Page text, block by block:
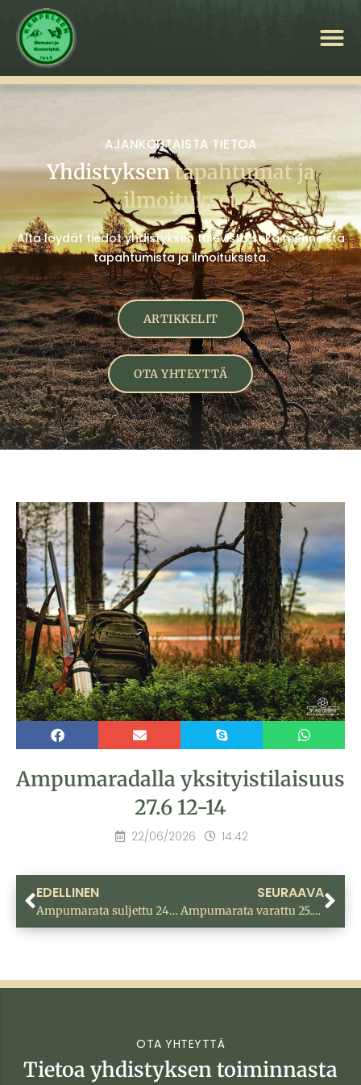
AJANKOHTAISTA TIETOA
Yhdistyksentapahtumat ja
ilmoitukset
Alta löydät tiedot yhdistyksen tulevista sekä menneistä
tapahtumista ja ilmoituksista.
ARTIKKELIT
OTA YHTEYTTÄ
Ampumaradalla yksityistilaisuus
27.6 12-14
22/06/2026 14:42
EDELLINEN
Ampumarata suljettu 24 ja 25.6.2026!
SEURAAVA
Ampumarata varattu 25.7. 10-16
OTA YHTEYTTÄ
Tietoa yhdistyksen toiminnasta